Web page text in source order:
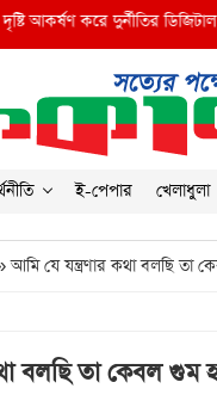
করে দুর্নীতির ডিজিটাল
ই-পেপার খেলাধুলা
যে যন্ত্রণার কথা বলছি তা
বলছি তা কেবল গুম